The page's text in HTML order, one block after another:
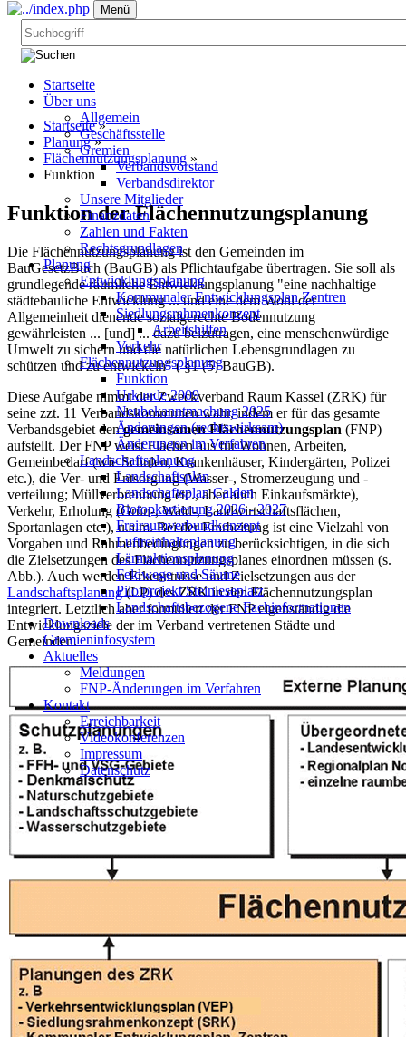
Menü
Startseite
Über uns
Allgemein
Geschäftsstelle
Gremien
Verbandsvorstand
Verbandsdirektor
Unsere Mitglieder
Finanzdaten
Zahlen und Fakten
Rechtsgrundlagen
Planung
Entwicklungsplanung
Kommunaler Entwicklungsplan Zentren
Siedlungsrahmenkonzept
Arbeitshilfen
Verkehr
Flächennutzungsplanung
Funktion
Urkunde 2009
Neubekanntmachung 2025
Änderungen (rechtswirksam)
Änderungen im Verfahren
Landschaftsplanung
Landschaftsplan
Landschaftsplan Calden
Biotopkartierung 2026 - 2027
Freiraumverbundkonzept
Luftreinhalteplanung
Lärmaktionsplanung
Feldwege und Säume
Pilotprojekt Steinleseplatz
Landschaftsbezogene Fachinformationen
Downloads
Gremieninfosystem
Aktuelles
Meldungen
FNP-Änderungen im Verfahren
Kontakt
Erreichbarkeit
Videokonferenzen
Impressum
Datenschutz
Startseite »
Planung »
Flächennutzungsplanung »
Funktion
Funktion der Flächennutzungsplanung
Die Flächennutzungsplanung ist den Gemeinden im
BauGesetzBuch (BauGB) als Pflichtaufgabe übertragen. Sie soll als
grundlegende räumliche Entwicklungsplanung "eine nachhaltige
städtebauliche Entwicklung ... und eine dem Wohl der
Allgemeinheit dienende sozialgerechte Bodennutzung
gewährleisten ... [und] ... dazu beizutragen, eine menschenwürdige
Umwelt zu sichern und die natürlichen Lebensgrundlagen zu
schützen und zu entwickeln" ( §1 (5) BauGB).
Diese Aufgabe nimmt der Zweckverband Raum Kassel (ZRK) für
seine zzt. 11 Verbandskommunen wahr, indem er für das gesamte
Verbandsgebiet dengemeinsamen Flächennutzungsplan (FNP)
aufstellt. Der FNP weist Flächen aus für Wohnen, Arbeiten,
Gemeinbedarf (wie Schulen, Krankenhäuser, Kindergärten, Polizei
etc.), die Ver- und Entsorgung (Wasser-, Stromerzeugung und -
verteilung; Müllverbrennung etc., aber auch Einkaufsmärkte),
Verkehr, Erholung (Grün-, Wald-, Landwirtschaftsflächen,
Sportanlagen etc.), u.a.m. Bei der Erarbeitung ist eine Vielzahl von
Vorgaben und Rahmenbedingungen zu berücksichtigen, in die sich
die Zielsetzungen des Flächennutzungsplanes einordnen müssen (s.
Abb.). Auch werden Erkenntnisse und Zielsetzungen aus der
Landschaftsplanung(LP) des ZRK in den Flächennutzungsplan
integriert. Letztlich aber formuliert der FNP eigenständig die
Entwicklungsziele der im Verband vertretenen Städte und
Gemeinden.